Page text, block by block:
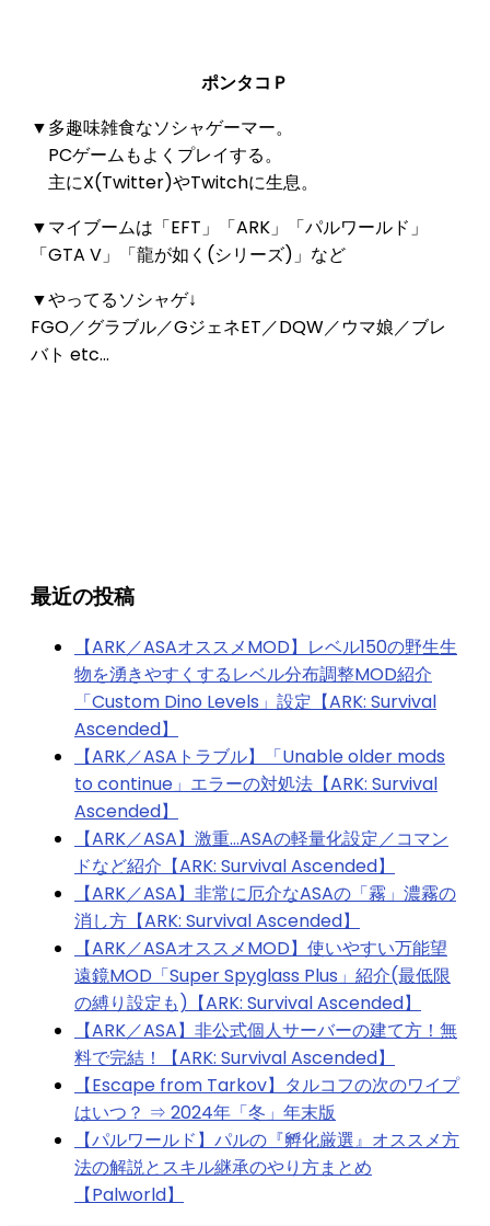
ポンタコＰ
▼多趣味雑食なソシャゲーマー。
PCゲームもよくプレイする。
主にX(Twitter)やTwitchに生息。
▼マイブームは「EFT」「ARK」「パルワールド」
「GTA V」「龍が如く(シリーズ)」など
▼やってるソシャゲ↓
FGO／グラブル／GジェネET／DQW／ウマ娘／ブレ
バト etc...
最近の投稿
【ARK／ASAオススメMOD】レベル150の野生生
物を湧きやすくするレベル分布調整MOD紹介
「Custom Dino Levels」設定【ARK: Survival
Ascended】
【ARK／ASAトラブル】「Unable older mods
to continue」エラーの対処法【ARK: Survival
Ascended】
【ARK／ASA】激重…ASAの軽量化設定／コマン
ドなど紹介【ARK: Survival Ascended】
【ARK／ASA】非常に厄介なASAの「霧」濃霧の
消し方【ARK: Survival Ascended】
【ARK／ASAオススメMOD】使いやすい万能望
遠鏡MOD「Super Spyglass Plus」紹介(最低限
の縛り設定も)【ARK: Survival Ascended】
【ARK／ASA】非公式個人サーバーの建て方！無
料で完結！【ARK: Survival Ascended】
【Escape from Tarkov】タルコフの次のワイプ
はいつ？ ⇒ 2024年「冬」年末版
【パルワールド】パルの『孵化厳選』オススメ方
法の解説とスキル継承のやり方まとめ
【Palworld】